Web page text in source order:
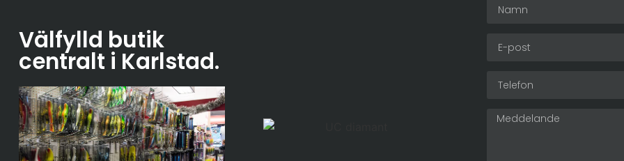
Välfylld butik
centralt i Karlstad.